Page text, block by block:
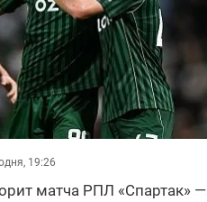
19:26
матча РПЛ «Спартак» —